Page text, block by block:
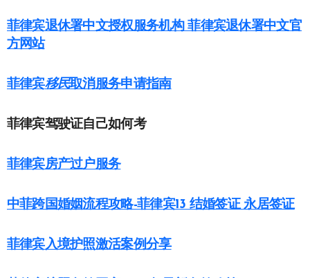
菲律宾退休署中文授权服务机构 菲律宾退休署中文官
方网站
菲律宾移民取消服务申请指南
菲律宾驾驶证自己如何考
菲律宾房产过户服务
中菲跨国婚姻流程攻略-菲律宾13 结婚签证 永居签证
菲律宾入境护照激活案例分享